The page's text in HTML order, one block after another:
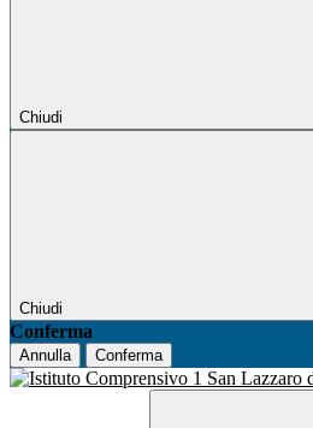
Chiudi
Chiudi
Conferma
Annulla Conferma